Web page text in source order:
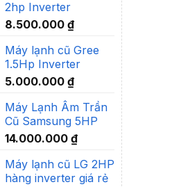
2hp Inverter
8.500.000 ₫
Máy lạnh cũ Gree
1.5Hp Inverter
5.000.000 ₫
Máy Lạnh Âm Trần
Cũ Samsung 5HP
14.000.000 ₫
Máy lạnh cũ LG 2HP
hàng inverter giá rẻ